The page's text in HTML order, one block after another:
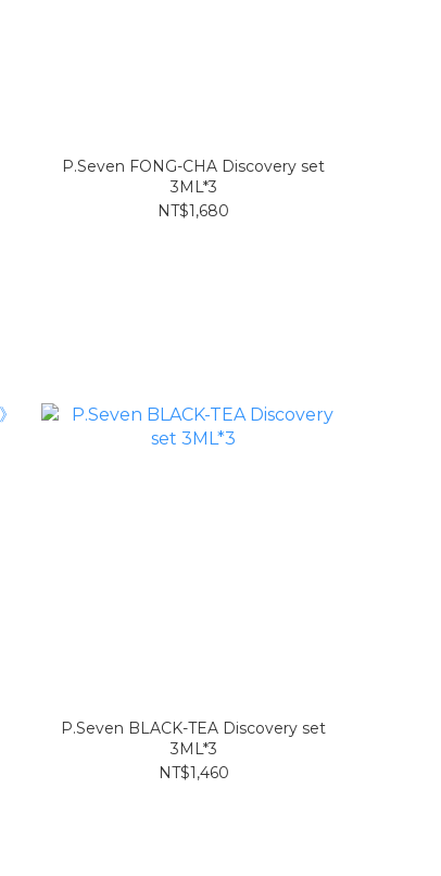
P.Seven FONG-CHA Discovery set
3ML*3
NT$1,680
P.Seven BLACK-TEA Discovery set
3ML*3
NT$1,460